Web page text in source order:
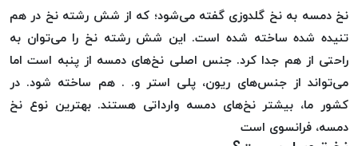
PPLUS
نخ
پلیسه
بتا
KORD
BETA
نخ دمسه به نخ گلدوزی گفته می‌شود؛ که از شش رشته نخ در هم
تنیده شده ساخته شده است. این شش رشته نخ را می‌توان به
راحتی از هم جدا کرد. جنس اصلی نخ‌های دمسه از پنبه است اما
می‌تواند از جنس‌های ریون، پلی استر و. . هم ساخته شود. در
کشور ما، بیشتر نخ‌های دمسه وارداتی هستند. بهترین نوع نخ
دمسه، فرانسوی است